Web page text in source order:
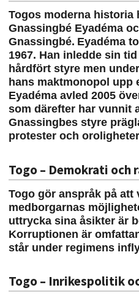
Togos moderna historia
Gnassingbé Eyadéma
Gnassingbé. Eyadéma
1967. Han inledde sin
hårdfört styre men
hans maktmonopol upp
Eyadéma avled 2005
som därefter har vunnit
Gnassingbes styre
protester och
Togo – Demokrati
Togo gör anspråk på att
medborgarnas
uttrycka sina åsikter är
Korruptionen är
står under regimens
Togo – Inrikespolitik